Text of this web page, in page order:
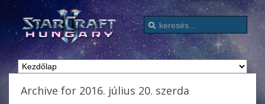
Archive for 2016. július 20. szerda